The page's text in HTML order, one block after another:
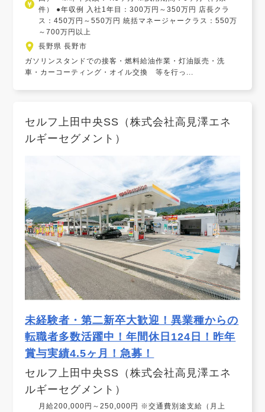
件） ●年収例 入社1年目：300万円～350万円 店長クラ
ス：450万円～550万円 統括マネージャークラス：550万
～700万円以上
長野県 長野市
ガソリンスタンドでの接客・燃料給油作業・灯油販売・洗
車・カーコーティング・オイル交換 等を行っ...
セルフ上田中央SS（株式会社高見澤エネ
ルギーセグメント）
未経験者・第二新卒大歓迎！異業種からの
転職者多数活躍中！年間休日124日！昨年
賞与実績4.5ヶ月！急募！
セルフ上田中央SS（株式会社高見澤エネ
ルギーセグメント）
月給200,000円～250,000円 ※交通費別途支給（月上